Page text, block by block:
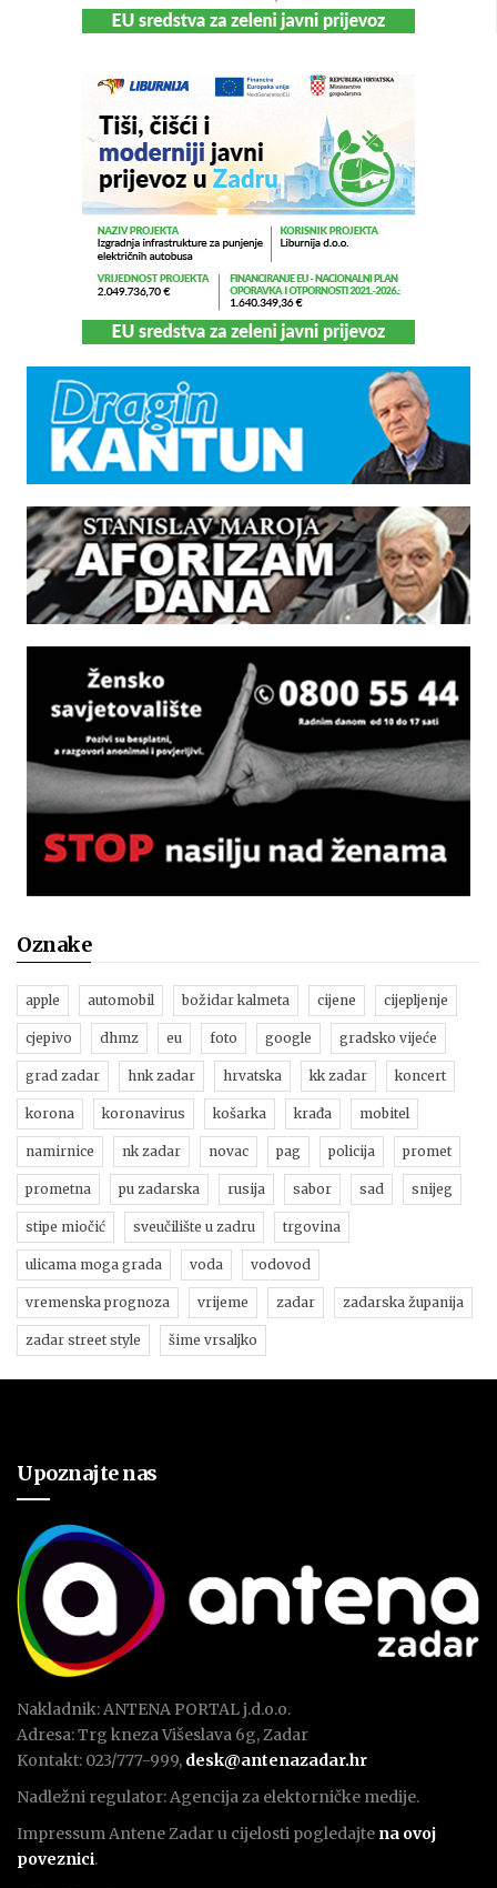
Oznake
apple automobil božidar kalmeta cijene cijepljenje
cjepivo dhmz eu foto google gradsko vijeće
grad zadar hnk zadar hrvatska kk zadar koncert
korona koronavirus košarka krađa mobitel
namirnice nk zadar novac pag policija promet
prometna pu zadarska rusija sabor sad snijeg
stipe miočić sveučilište u zadru trgovina
ulicama moga grada voda vodovod
vremenska prognoza vrijeme zadar zadarska županija
zadar street style šime vrsaljko
Upoznajte nas
Nakladnik: ANTENA PORTAL j.d.o.o.
Adresa: Trg kneza Višeslava 6g, Zadar
Kontakt: 023/777-999, desk@antenazadar.hr
Nadležni regulator: Agencija za elektorničke medije.
Impressum Antene Zadar u cijelosti pogledajte na ovoj
poveznici.